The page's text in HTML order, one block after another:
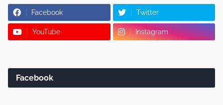
Facebook Twitter
YouTube Instagram
Facebook